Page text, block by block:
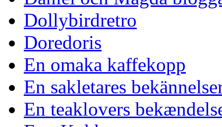
Dollybirdretro
Doredoris
En omaka kaffekopp
En sakletares
En teaklovers